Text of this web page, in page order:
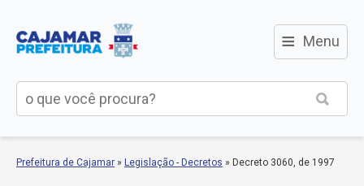
≡ Menu
Prefeitura de Cajamar » Legislação - Decretos » Decreto 3060, de 1997